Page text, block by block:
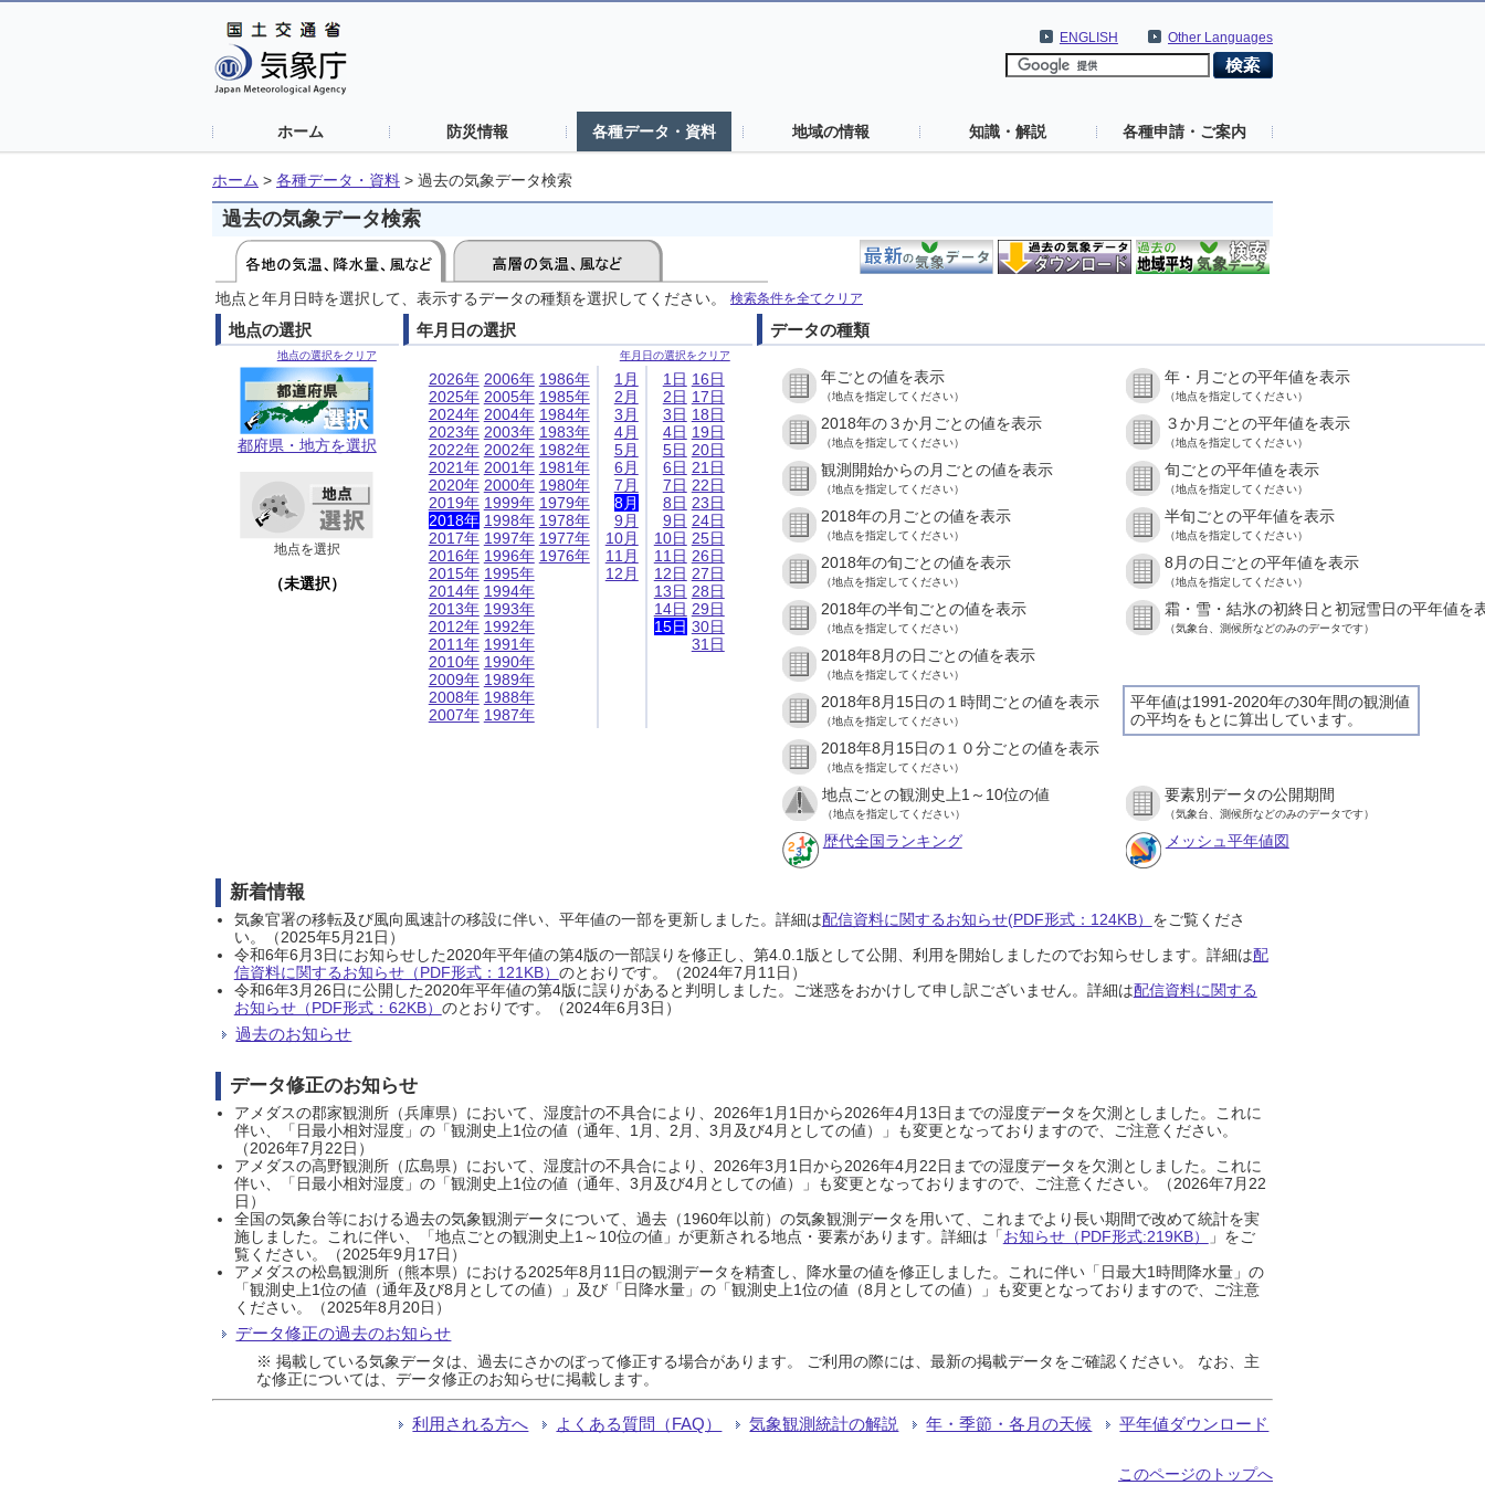
Other Languages
ENGLISH
ホーム 防災情報 各種データ・資料 地域の情報 知識・解説 各種申請・ご案内
ホーム > 各種データ・資料 > 過去の気象データ検索
過去の気象データ検索
地点と年月日時を選択して、表示するデータの種類を選択してください。 検索条件を全てクリア
地点の選択
地点の選択をクリア
都府県・地方を選択
地点を選択
（未選択）
年月日の選択
年月日の選択をクリア
2026年
2025年
2024年
2023年
2022年
2021年
2020年
2019年
2018年
2017年
2016年
2015年
2014年
2013年
2012年
2011年
2010年
2009年
2008年
2007年
2006年
2005年
2004年
2003年
2002年
2001年
2000年
1999年
1998年
1997年
1996年
1995年
1994年
1993年
1992年
1991年
1990年
1989年
1988年
1987年
1986年
1985年
1984年
1983年
1982年
1981年
1980年
1979年
1978年
1977年
1976年
1月
2月
3月
4月
5月
6月
7月
8月
9月
10月
11月
12月
1日
2日
3日
4日
5日
6日
7日
8日
9日
10日
11日
12日
13日
14日
15日
16日
17日
18日
19日
20日
21日
22日
23日
24日
25日
26日
27日
28日
29日
30日
31日
データの種類
年ごとの値を表示
（地点を指定してください）
年・月ごとの平年値を表示
（地点を指定してください）
2018年の３か月ごとの値を表示
（地点を指定してください）
３か月ごとの平年値を表示
（地点を指定してください）
観測開始からの月ごとの値を表示
（地点を指定してください）
旬ごとの平年値を表示
（地点を指定してください）
2018年の月ごとの値を表示
（地点を指定してください）
半旬ごとの平年値を表示
（地点を指定してください）
2018年の旬ごとの値を表示
（地点を指定してください）
8月の日ごとの平年値を表示
（地点を指定してください）
2018年の半旬ごとの値を表示
（地点を指定してください）
霜・雪・結氷の初終日と初冠雪日の平年値を
（気象台、測候所などのみのデータです）
2018年8月の日ごとの値を表示
（地点を指定してください）
平年値は1991-2020年の30年間の観測値
の平均をもとに算出しています。
2018年8月15日の１時間ごとの値を表示
（地点を指定してください）
2018年8月15日の１０分ごとの値を表示
（地点を指定してください）
地点ごとの観測史上1～10位の値
（地点を指定してください）
要素別データの公開期間
（気象台、測候所などのみのデータです）
歴代全国ランキング メッシュ平年値図
新着情報
気象官署の移転及び風向風速計の移設に伴い、平年値の一部を更新しました。詳細は配信資料に関するお知らせ(PDF形式：124KB） をご覧くださ
い。（2025年5月21日）
令和6年6月3日にお知らせした2020年平年値の第4版の一部誤りを修正し、第4.0.1版として公開、利用を開始しましたのでお知らせします。詳細は配
信資料に関するお知らせ（PDF形式：121KB） のとおりです。（2024年7月11日）
令和6年3月26日に公開した2020年平年値の第4版に誤りがあると判明しました。ご迷惑をおかけして申し訳ございません。詳細は配信資料に関する
お知らせ（PDF形式：62KB） のとおりです。（2024年6月3日）
過去のお知らせ
データ修正のお知らせ
アメダスの郡家観測所（兵庫県）において、湿度計の不具合により、2026年1月1日から2026年4月13日までの湿度データを欠測としました。これに
伴い、「日最小相対湿度」の「観測史上1位の値（通年、1月、2月、3月及び4月としての値）」も変更となっておりますので、ご注意ください。
（2026年7月22日）
アメダスの高野観測所（広島県）において、湿度計の不具合により、2026年3月1日から2026年4月22日までの湿度データを欠測としました。これに
伴い、「日最小相対湿度」の「観測史上1位の値（通年、3月及び4月としての値）」も変更となっておりますので、ご注意ください。（2026年7月22
日）
全国の気象台等における過去の気象観測データについて、過去（1960年以前）の気象観測データを用いて、これまでより長い期間で改めて統計を実
施しました。これに伴い、「地点ごとの観測史上1～10位の値」が更新される地点・要素があります。詳細は「お知らせ（PDF形式:219KB）
」をご
覧ください。（2025年9月17日）
アメダスの松島観測所（熊本県）における2025年8月11日の観測データを精査し、降水量の値を修正しました。これに伴い「日最大1時間降水量」の
「観測史上1位の値（通年及び8月としての値）」及び「日降水量」の「観測史上1位の値（8月としての値）」も変更となっておりますので、ご注意
ください。（2025年8月20日）
データ修正の過去のお知らせ
※ 掲載している気象データは、過去にさかのぼって修正する場合があります。 ご利用の際には、最新の掲載データをご確認ください。 なお、主
な修正については、データ修正のお知らせに掲載します。
利用される方へ よくある質問（FAQ） 気象観測統計の解説 年・季節・各月の天候 平年値ダウンロード
このページのトップへ